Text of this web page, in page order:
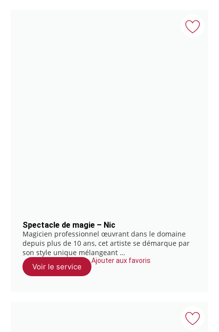
Spectacle de magie – Nic
Magicien professionnel œuvrant dans le domaine
depuis plus de 10 ans, cet artiste se démarque par
son style unique mélangeant …
Voir le service
Ajouter aux favoris